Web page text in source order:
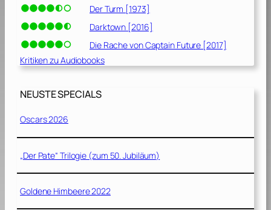
Der Turm [1973]
Darktown [2016]
Die Rache von Captain Future [2017]
Kritiken zu Audiobooks
NEUSTE SPECIALS
Oscars 2026
„Der Pate“ Trilogie (zum 50. Jubiläum)
Goldene Himbeere 2022